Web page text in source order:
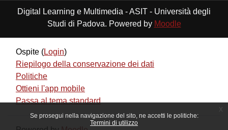
Se prosegui nella navigazione del sito, ne accetti le politiche:
Termini di utilizzo
Digital Learning e Multimedia - ASIT - Università degli
Studi di Padova. Powered by Moodle
Ospite (Login)
Riepilogo della conservazione dei dati
Politiche
Ottieni l'app mobile
Passa al tema standard